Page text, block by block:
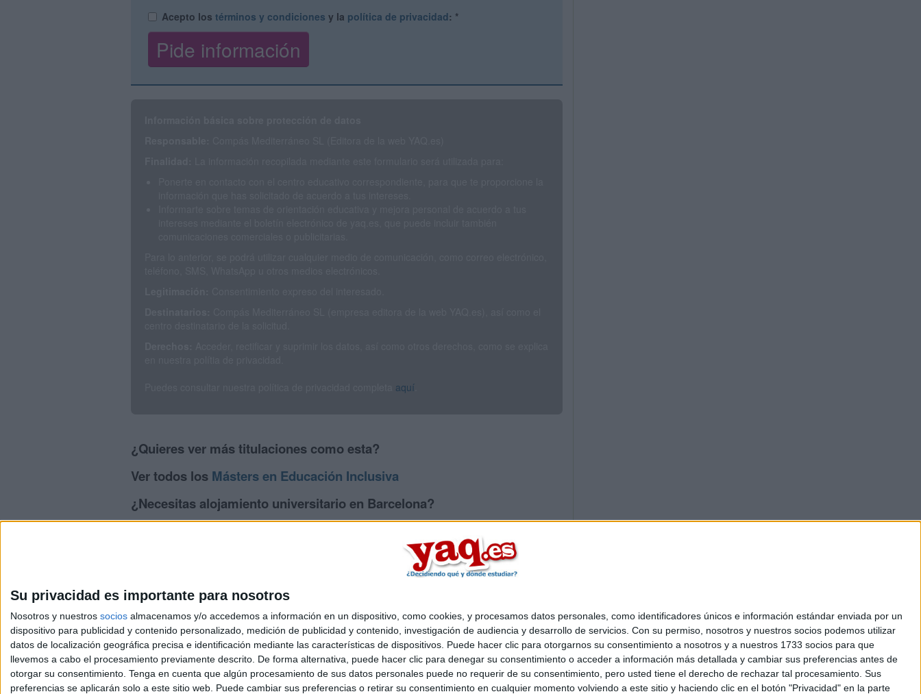
Su privacidad es importante para nosotros
Nosotros y nuestros socios almacenamos y/o accedemos a información en un dispositivo, como cookies, y procesamos datos personales, como identificadores únicos e información estándar enviada por un
dispositivo para publicidad y contenido personalizado, medición de publicidad y contenido, investigación de audiencia y desarrollo de servicios. Con su permiso, nosotros y nuestros socios podemos utilizar
datos de localización geográfica precisa e identificación mediante las características de dispositivos. Puede hacer clic para otorgarnos su consentimiento a nosotros y a nuestros 1733 socios para que
llevemos a cabo el procesamiento previamente descrito. De forma alternativa, puede hacer clic para denegar su consentimiento o acceder a información más detallada y cambiar sus preferencias antes de
otorgar su consentimiento. Tenga en cuenta que algún procesamiento de sus datos personales puede no requerir de su consentimiento, pero usted tiene el derecho de rechazar tal procesamiento. Sus
preferencias se aplicarán solo a este sitio web. Puede cambiar sus preferencias o retirar su consentimiento en cualquier momento volviendo a este sitio y haciendo clic en el botón "Privacidad" en la parte
Acepto los términos y condiciones y la política de privacidad: *
aquí
¿Quieres ver más titulaciones como esta?
Ver todos los Másters en Educación Inclusiva
¿Necesitas alojamiento universitario en Barcelona?
>> Residencias de estudiantes y colegios mayores en Barcelona
Quiénes somos|Contactar|Anúnciate
Aviso legal|Politica de privacidad|Condiciones generales|Política de cookies
© 2003-2026Compás Mediterráneo S.L.- Diego de León 47 - 28006 Madrid [ESPAÑA] - Tel. +34 91 593 2767